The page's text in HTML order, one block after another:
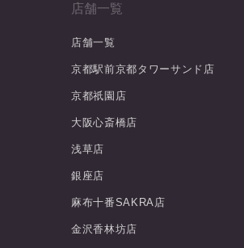
店舗一覧
店舗一覧
京都駅前京都タワーサンド店
京都祇園店
大阪心斎橋店
浅草店
銀座店
麻布十番SAKRA店
金沢香林坊店